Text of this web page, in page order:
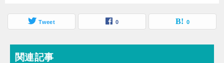
Tweet 0 0
関連記事